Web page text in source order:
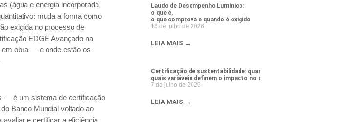
(água e energia incorporada
muda a forma como
exigida no processo de
EDGE Avançado na
obra — e onde estão os
— é um sistema de certificação
Banco Mundial voltado ao
avaliar e certificar a eficiência
Laudo de Desempenho Lumínico:
o que é,
o que comprova e quando é exigido
16 de julho de 2026
LEIA MAIS →
Certificação de sustentabilidade: quanto custa e
quais variáveis definem o impacto no orçamento da obra
7 de julho de 2026
LEIA MAIS →